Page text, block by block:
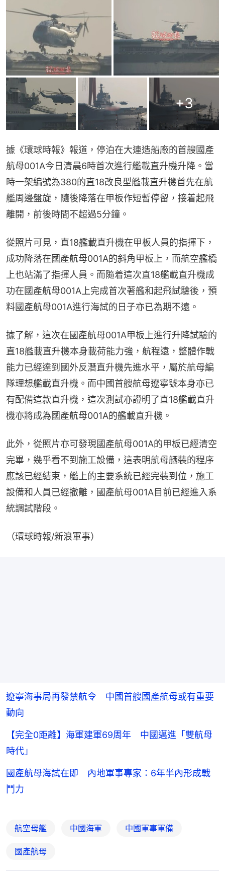
+3
據《環球時報》報道，停泊在大連造船廠的首艘國產
航母001A今日清晨6時首次進行艦載直升機升降。當
時一架編號為380的直18改良型艦載直升機首先在航
艦周邊盤旋，隨後降落在甲板作短暫停留，接着起飛
離開，前後時間不超過5分鐘。
從照片可見，直18艦載直升機在甲板人員的指揮下，
成功降落在國產航母001A的斜角甲板上，而航空艦橋
上也站滿了指揮人員。而隨着這次直18艦載直升機成
功在國產航母001A上完成首次著艦和起飛試驗後，預
料國產航母001A進行海試的日子亦已為期不遠。
據了解，這次在國產航母001A甲板上進行升降試驗的
直18艦載直升機本身載荷能力強，航程遠，整體作戰
能力已經達到國外反潛直升機先進水平，屬於航母編
隊理想艦載直升機。而中國首艘航母遼寧號本身亦已
有配備這款直升機，這次測試亦證明了直18艦載直升
機亦將成為國產航母001A的艦載直升機。
此外，從照片亦可發現國產航母001A的甲板已經清空
完畢，幾乎看不到施工設備，這表明航母舾裝的程序
應該已經結束，艦上的主要系統已經完裝到位，施工
設備和人員已經撤離，國產航母001A目前已經進入系
統調試階段。
（環球時報/新浪軍事）
遼寧海事局再發禁航令 中國首艘國產航母或有重要
動向
【完全0距離】海軍建軍69周年 中國邁進「雙航母
時代」
國產航母海試在即 內地軍事專家：6年半內形成戰
鬥力
航空母艦 中國海軍 中國軍事軍備
國產航母